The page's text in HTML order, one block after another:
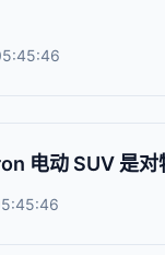
电动 SUV 是对